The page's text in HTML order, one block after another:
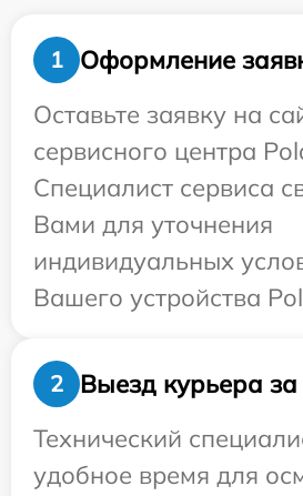
1
Оформление
Оставьте заявку на
сервисного центра
Специалист сервиса
Вами для уточнения
индивидуальных
Вашего устройства
2
Выезд курьера
Технический
удобное время для